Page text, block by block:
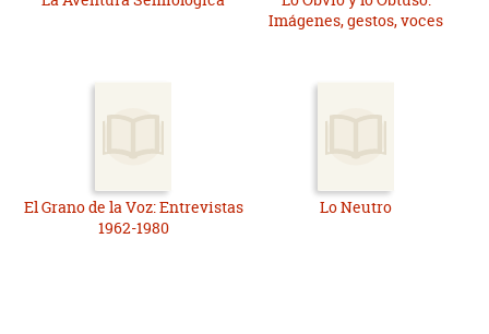
Imágenes, gestos, voces
El Grano de la Voz: Entrevistas
1962-1980
Lo Neutro